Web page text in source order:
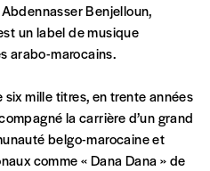
proposé à PRIX LIBRE
.
de fixation du prix
ou d’un service, qui
l’objectif de rendre nos
accessibles, et
aux valeurs de
Benjelloun,
un label de musique
arabo-marocains.
mille titres, en trente années
la carrière d’un grand
belgo-marocaine et
comme « Dana Dana » de